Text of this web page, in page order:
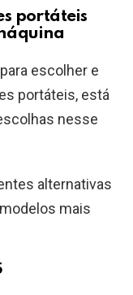
portáteis
escolher e
portáteis, está
nesse
alternativas
mais